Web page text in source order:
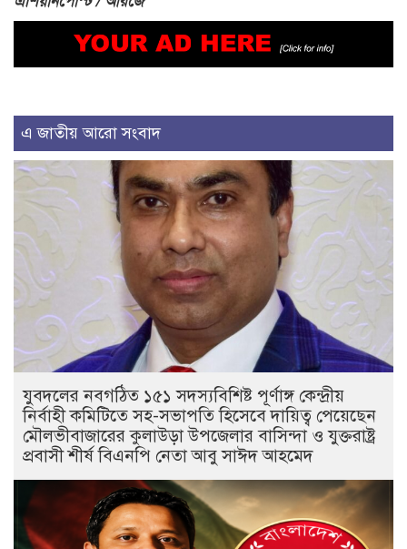
এ জাতীয় আরো সংবাদ
যুবদলের নবগঠিত ১৫১ সদস্যবিশিষ্ট পূর্ণাঙ্গ কেন্দ্রীয়
নির্বাহী কমিটিতে সহ-সভাপতি হিসেবে দায়িত্ব পেয়েছেন
মৌলভীবাজারের কুলাউড়া উপজেলার বাসিন্দা ও যুক্তরাষ্ট্র
প্রবাসী শীর্ষ বিএনপি নেতা আবু সাঈদ আহমেদ